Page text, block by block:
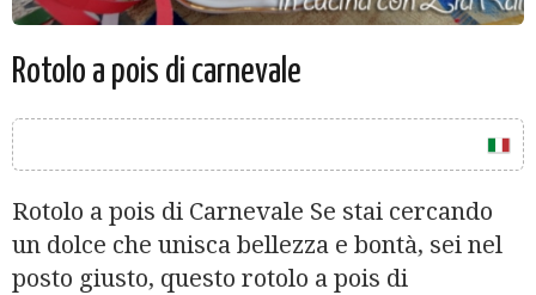
Rotolo a pois di carnevale
Rotolo a pois di Carnevale Se stai cercando
un dolce che unisca bellezza e bontà, sei nel
posto giusto, questo rotolo a pois di